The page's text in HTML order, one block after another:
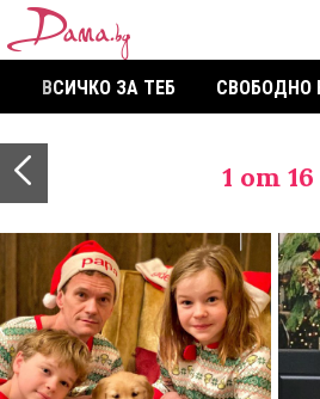
ВСИЧКО ЗА ТЕБ СВОБОДНО
1 от 16